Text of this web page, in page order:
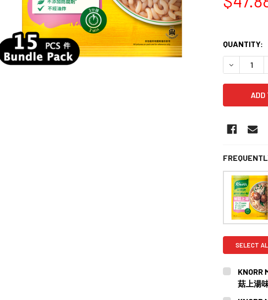
QUANTITY:
SELECT
菇上湯
CURRENT
QUANTITY: